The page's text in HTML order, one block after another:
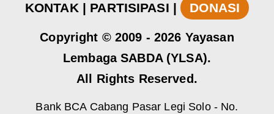
KONTAK | PARTISIPASI | DONASI
Copyright © 2009 - 2026 Yayasan
Lembaga SABDA (YLSA).
All Rights Reserved.
Bank BCA Cabang Pasar Legi Solo - No.